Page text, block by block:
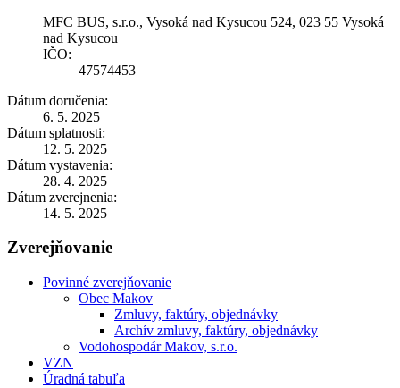
MFC BUS, s.r.o., Vysoká nad Kysucou 524, 023 55 Vysoká
nad Kysucou
IČO:
47574453
Dátum doručenia:
6. 5. 2025
Dátum splatnosti:
12. 5. 2025
Dátum vystavenia:
28. 4. 2025
Dátum zverejnenia:
14. 5. 2025
Zverejňovanie
Povinné zverejňovanie
Obec Makov
Zmluvy, faktúry, objednávky
Archív zmluvy, faktúry, objednávky
Vodohospodár Makov, s.r.o.
VZN
Úradná tabuľa